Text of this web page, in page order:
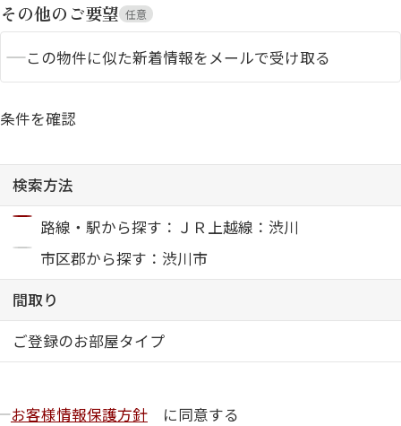
ルームツアー
ShaMaison STYLE
シャーメゾンショップを探す
シャーメゾンライフサポート
その他のご要望 任意
この物件に似た新着情報をメールで受け取る
条件を確認
検索方法
路線・駅から探す：ＪＲ上越線：渋川
市区郡から探す：渋川市
間取り
ご登録のお部屋タイプ
お客様情報保護方針 に同意する